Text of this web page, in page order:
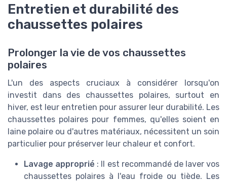
Entretien et durabilité des
chaussettes polaires
Prolonger la vie de vos chaussettes
polaires
L'un des aspects cruciaux à considérer lorsqu'on
investit dans des chaussettes polaires, surtout en
hiver, est leur entretien pour assurer leur durabilité. Les
chaussettes polaires pour femmes, qu'elles soient en
laine polaire ou d'autres matériaux, nécessitent un soin
particulier pour préserver leur chaleur et confort.
Lavage approprié : Il est recommandé de laver vos
chaussettes polaires à l'eau froide ou tiède. Les